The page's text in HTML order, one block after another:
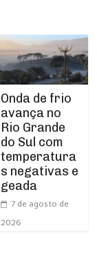
Onda de frio
avança no
Rio Grande
do Sul com
temperatura
s negativas e
geada
7 de agosto de
2026